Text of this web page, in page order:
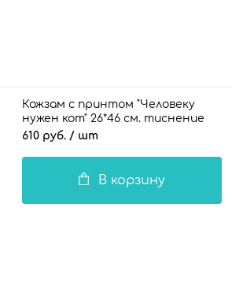
Кожзам с принтом "Человеку
нужен кот" 26*46 см. тиснение
Твид, латте
610 руб. / шт
В корзину